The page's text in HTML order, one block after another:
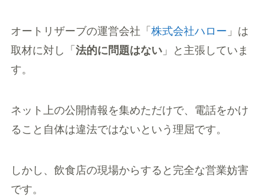
オートリザーブの運営会社「 株式会社ハロー 」は
取材に対し「 法的に問題はない」と主張していま
す。
ネット上の公開情報を集めただけで、電話をかけ
ること自体は違法ではないという理屈です。
しかし、飲食店の現場からすると完全な営業妨害
です。